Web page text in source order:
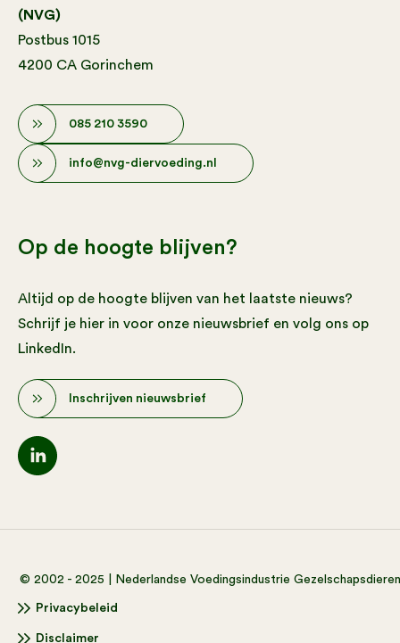
(NVG)
Postbus 1015
4200 CA Gorinchem
085 210 3590
info@nvg-diervoeding.nl
Op de hoogte blijven?
Altijd op de hoogte blijven van het laatste nieuws?
Schrijf je hier in voor onze nieuwsbrief en volg ons op
LinkedIn.
Inschrijven nieuwsbrief
© 2002 - 2025 | Nederlandse Voedingsindustrie
Privacybeleid
Disclaimer